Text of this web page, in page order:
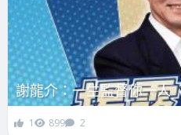
謝龍介：一生監督你一人
1 899 2